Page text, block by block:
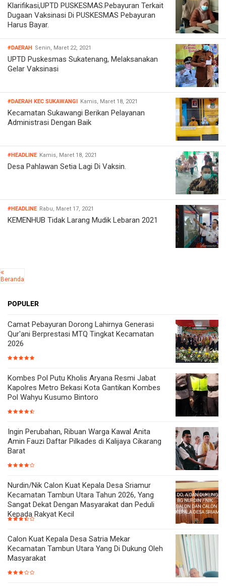
Klarifikasi,UPTD PUSKESMAS.Pebayuran Terkait
Dugaan Vaksinasi Di PUSKESMAS Pebayuran
Harus Bayar.
#DAERAH Senin, Maret 22, 2021
UPTD Puskesmas Sukatenang, Melaksanakan
Gelar Vaksinasi
#DAERAH KEC SUKAWANGI Kamis, Maret 18, 2021
Kecamatan Sukawangi Berikan Pelayanan
Administrasi Dengan Baik
#HEADLINE Kamis, Maret 18, 2021
Desa Pahlawan Setia Lagi Di Vaksin.
#HEADLINE Rabu, Maret 17, 2021
KEMENHUB Tidak Larang Mudik Lebaran 2021
Beranda
POPULER
Camat Pebayuran Dorong Lahirnya Generasi
Qur'ani Berprestasi MTQ Tingkat Kecamatan
2026
Kombes Pol Putu Kholis Aryana Resmi Jabat
Kapolres Metro Bekasi Kota Gantikan Kombes
Pol Wahyu Kusumo Bintoro
Ingin Perubahan, Ribuan Warga Kawal Anita
Amin Fauzi Daftar Pilkades di Kalijaya Cikarang
Barat
Nurdin/Nik Calon Kuat Kepala Desa Sriamur
Kecamatan Tambun Utara Tahun 2026, Yang
Sangat Dekat Dengan Masyarakat dan Peduli
Kepada Rakyat Kecil
Calon Kuat Kepala Desa Satria Mekar
Kecamatan Tambun Utara Yang Di Dukung Oleh
Masyarakat